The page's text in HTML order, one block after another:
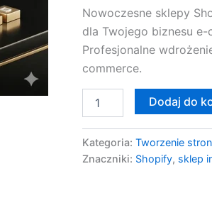
Nowoczesne sklepy
dla Twojego biznesu
Profesjonalne
commerce.
Dodaj do
Kategoria: Tworzenie
Znaczniki: Shopify, sklep